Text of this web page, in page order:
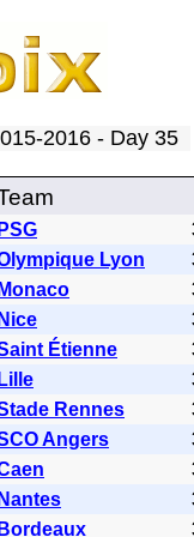
2016 - Day 35
PSG
Lyon
Monaco
Nice
Étienne
Lille
Rennes
Angers
Nantes
Bordeaux